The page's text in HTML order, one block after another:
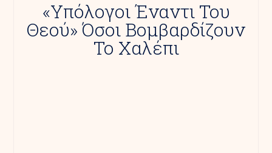
«Υπόλογοι Έναντι Του
Θεού» Όσοι Βομβαρδίζουν
Το Χαλέπι